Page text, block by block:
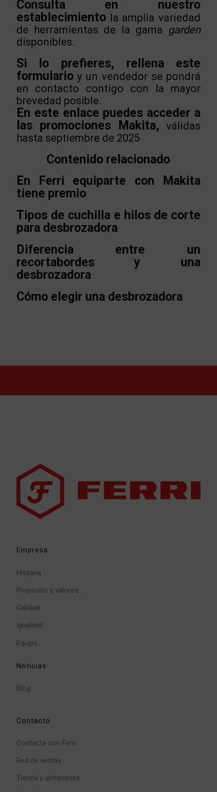
Consulta en nuestro
establecimientola amplia variedad
de herramientas de la gama garden
disponibles.
Si lo prefieres, rellena este
formularioy un vendedor se pondrá
en contacto contigo con la mayor
brevedad posible.
En este enlace puedes acceder a
las promociones Makita, válidas
hasta septiembre de 2025
Contenido relacionado
En Ferri equiparte con Makita
tiene premio
Tipos de cuchilla e hilos de corte
para desbrozadora
Diferencia entre un
recortabordes y una
desbrozadora
Cómo elegir una desbrozadora
Empresa
Historia
Propósito y valores
Calidad
Igualdad
Equipo
Noticias
Blog
Contacto
Contacta con Ferri
Red de ventas
Tienda y almacenes